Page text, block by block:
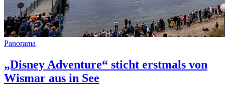
Panorama
„Disney Adventure“ sticht erstmals von
Wismar aus in See